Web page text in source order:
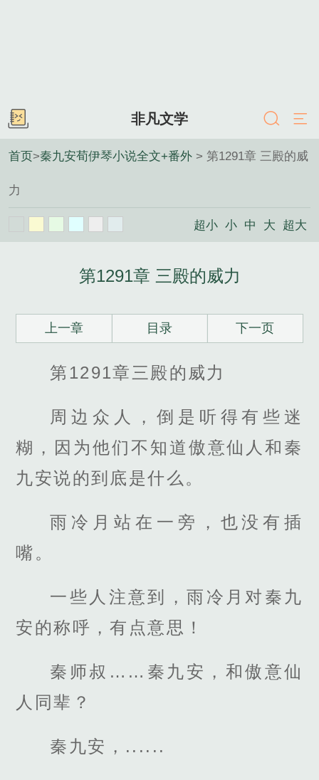
非凡文学
首页>秦九安荀伊琴小说全文+番外 > 第1291章 三殿的威
力
超小 小 中 大 超大
第1291章 三殿的威力
上一章 目录 下一页
第1291章三殿的威力
周边众人，倒是听得有些迷
糊，因为他们不知道傲意仙人和秦
九安说的到底是什么。
雨冷月站在一旁，也没有插
嘴。
一些人注意到，雨冷月对秦九
安的称呼，有点意思！
秦师叔……秦九安，和傲意仙
人同辈？
秦九安，......